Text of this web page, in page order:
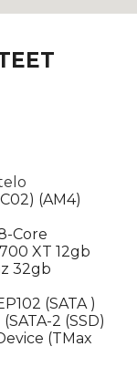
(AM4)
Core
XT 12gb
32gb
(SATA )
2 (SSD)
(TMax